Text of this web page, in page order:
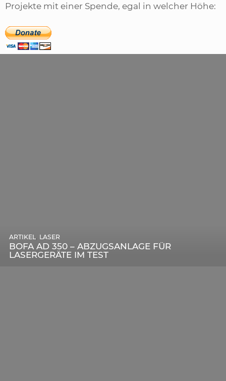
Projekte mit einer Spende, egal in welcher Höhe:
BOFA AD 350 – ABZUGSANLAGE FÜR
LASERGERÄTE IM TEST
ARTIKEL, LASER
DIE BEDEUTENDSTEN SCHRITTE ZUR
ERFOLGREICHEN MARKENBILDUNG IN DER
DIGITALEN ÄRA